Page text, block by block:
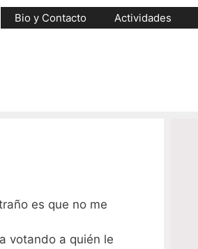
Bio y Contacto Actividades
es que no me
votando a quién le